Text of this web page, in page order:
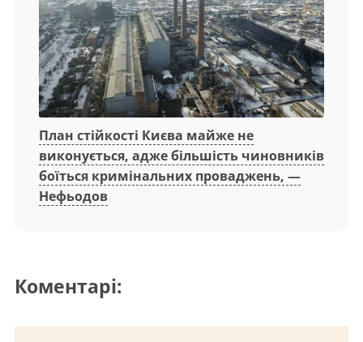
План стійкості Києва майже не
виконується, адже більшість чиновників
боїться кримінальних проваджень, —
Нефьодов
Коментарі: